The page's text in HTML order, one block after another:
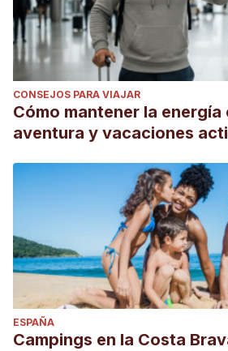
CONSEJOS PARA VIAJAR
Cómo mantener la energía
aventura y vacaciones
ESPAÑA
Campings en la Costa